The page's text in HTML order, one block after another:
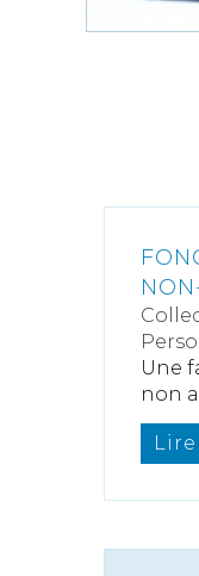
Une
non